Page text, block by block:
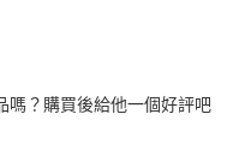
嗎？購買後給他一個好評吧